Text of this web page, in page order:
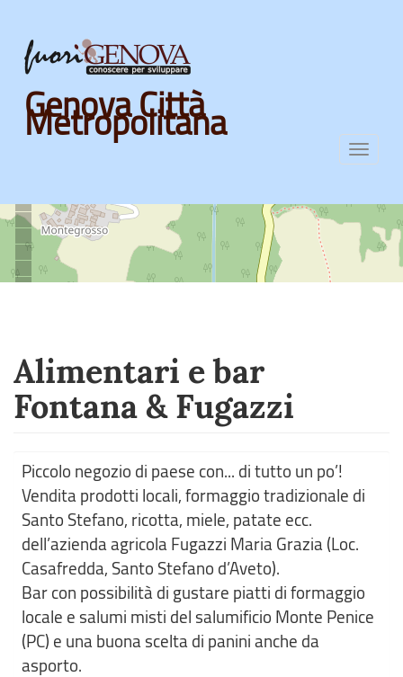
Skip
main
content
Genova Città
Metropolitana
Alimentari e bar
Fontana & Fugazzi
Piccolo negozio di paese con... di tutto un po’!
Vendita prodotti locali, formaggio tradizionale di
Santo Stefano, ricotta, miele, patate ecc.
dell’azienda agricola Fugazzi Maria Grazia (Loc.
Casafredda, Santo Stefano d’Aveto).
Bar con possibilità di gustare piatti di formaggio
locale e salumi misti del salumificio Monte Penice
(PC) e una buona scelta di panini anche da
asporto.